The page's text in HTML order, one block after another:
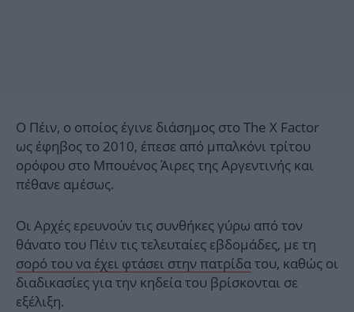
Ο Πέιν, ο οποίος έγινε διάσημος στο The X Factor
ως έφηβος το 2010, έπεσε από μπαλκόνι τρίτου
ορόφου στο Μπουένος Άιρες της Αργεντινής και
πέθανε αμέσως.
Οι Αρχές ερευνούν τις συνθήκες γύρω από τον
θάνατο του Πέιν τις τελευταίες εβδομάδες, με τη
σορό του να έχει φτάσει στην πατρίδατου, καθώς οι
διαδικασίες για την κηδεία του βρίσκονται σε
εξέλιξη.